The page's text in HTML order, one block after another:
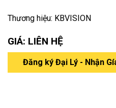
Thương hiệu: KBVISION
GIÁ: LIÊN HỆ
Đăng ký Đại Lý - Nhận